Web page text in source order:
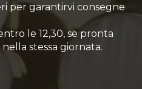
per garantirvi consegne
le 12,30, se pronta
stessa giornata.